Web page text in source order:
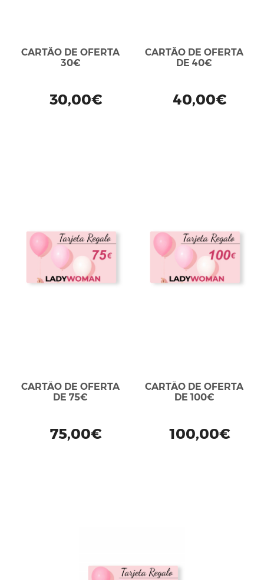
CARTÃO DE OFERTA
30€
30,00€
CARTÃO DE OFERTA
DE 40€
40,00€
CARTÃO DE OFERTA
DE 75€
75,00€
CARTÃO DE OFERTA
DE 100€
100,00€